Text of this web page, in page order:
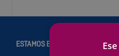
ESTAMOS EN: